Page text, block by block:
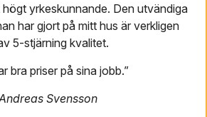
yrkeskunnande. Den utvändiga
har gjort på mitt hus är verkligen
5-stjärning kvalitet.
bra priser på sina jobb.”
Svensson